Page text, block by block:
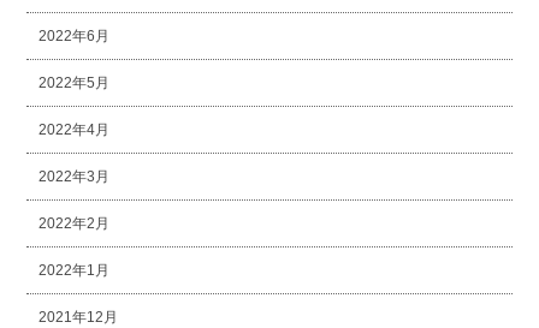
2022年6月
2022年5月
2022年4月
2022年3月
2022年2月
2022年1月
2021年12月